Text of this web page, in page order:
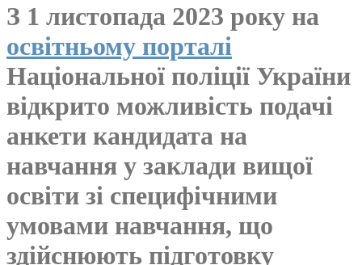
З 1 листопада 2023 року на
освітньому порталі
Національної поліції України
відкрито можливість подачі
анкети кандидата на
навчання у заклади вищої
освіти зі специфічними
умовами навчання, що
здійснюють підготовку